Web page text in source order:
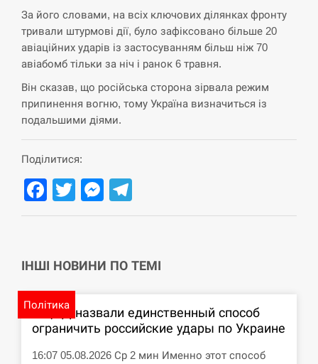
За його словами, на всіх ключових ділянках фронту
тривали штурмові дії, було зафіксовано більше 20
авіаційних ударів із застосуванням більш ніж 70
авіабомб тільки за ніч і ранок 6 травня.
Він сказав, що російська сторона зірвала режим
припинення вогню, тому Україна визначиться із
подальшими діями.
Поділитися:
Facebook
TwitterMessenger
ІНШІ НОВИНИ ПО ТЕМІ
Політика
В ЦПД назвали единственный способ
ограничить российские удары по Украине
16:07 05.08.2026 Ср 2 мин Именно этот способ